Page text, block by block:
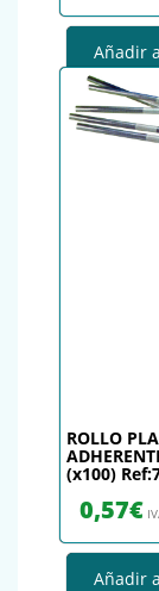
Añadir
ROLLO
(x100)
0,57€
Añadir